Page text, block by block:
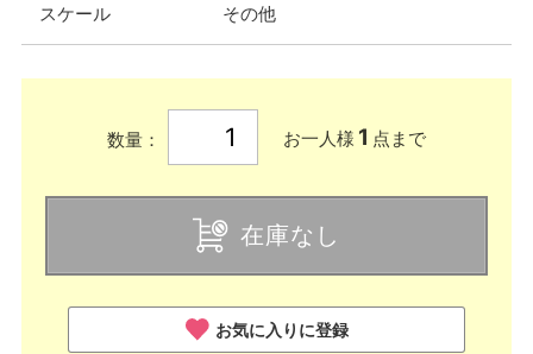
スケール その他
数量： お一人様 1 点まで
在庫なし
お気に入りに登録